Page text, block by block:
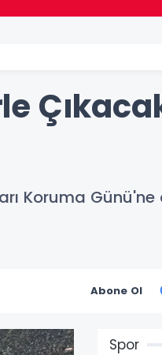
Koruma Günü'ne
Abone Ol
Spor